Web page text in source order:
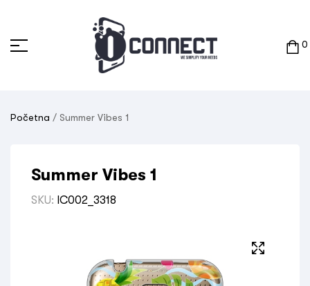
0
Početna / Summer Vibes 1
Summer Vibes 1
SKU: IC002_3318